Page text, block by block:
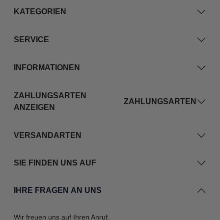
KATEGORIEN
SERVICE
INFORMATIONEN
ZAHLUNGSARTEN
ANZEIGEN
ZAHLUNGSARTEN
VERSANDARTEN
SIE FINDEN UNS AUF
IHRE FRAGEN AN UNS
Wir freuen uns auf Ihren Anruf.